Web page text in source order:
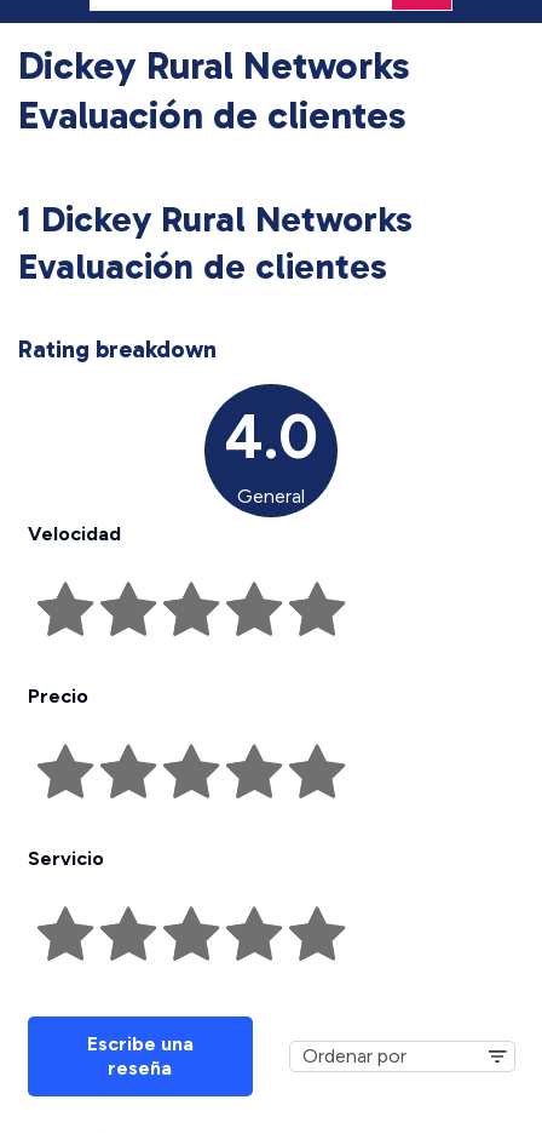
Dickey Rural Networks
Evaluación de clientes
1 Dickey Rural Networks
Evaluación de clientes
Rating breakdown
4.0
General
Velocidad
Precio
Servicio
Escribe una
reseña